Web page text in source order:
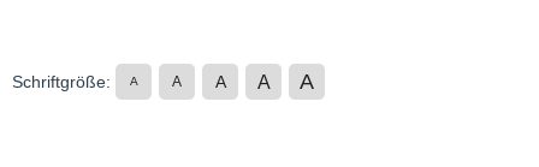
Schriftgröße: A A A A A